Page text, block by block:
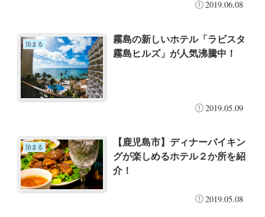
2019.06.08
泊まる
霧島の新しいホテル「ラビスタ
霧島ヒルズ」が人気沸騰中！
2019.05.09
泊まる
【鹿児島市】ディナーバイキン
グが楽しめるホテル２か所を紹
介！
2019.05.08